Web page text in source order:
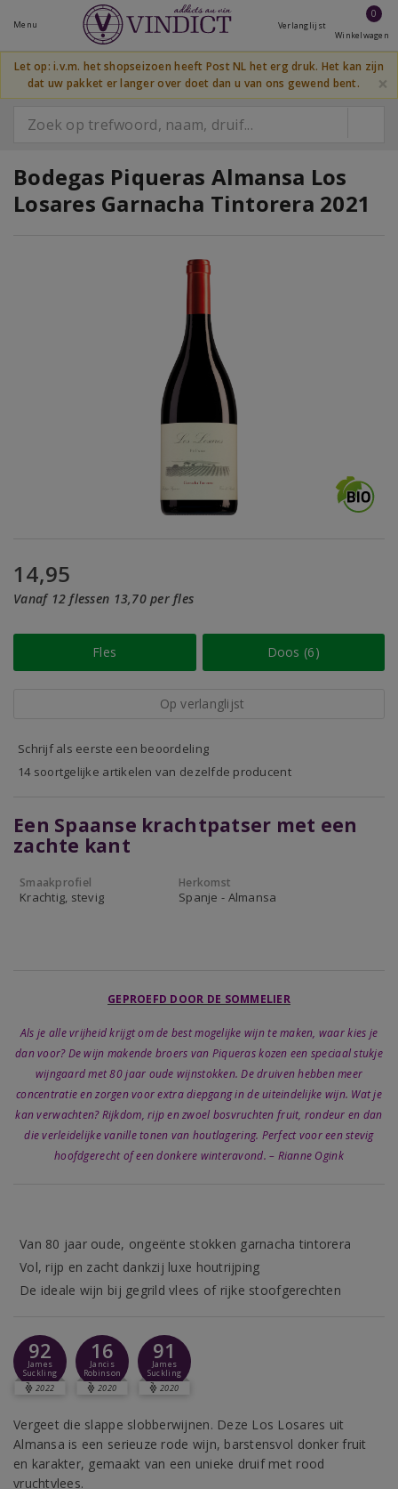
Menu Verlanglijst
0
Winkelwagen
Let op: i.v.m. het shopseizoen heeft Post NL het erg druk. Het kan zijn
dat uw pakket er langer over doet dan u van ons gewend bent.
×
Bodegas Piqueras Almansa Los
Losares Garnacha Tintorera 2021
14,95
Vanaf 12 flessen 13,70 per fles
Fles Doos (6)
Op verlanglijst
Schrijf als eerste een beoordeling
14 soortgelijke artikelen van dezelfde producent
Een Spaanse krachtpatser met een
zachte kant
Smaakprofiel
Krachtig, stevig
Herkomst
Spanje - Almansa
GEPROEFD DOOR DE SOMMELIER
Als je alle vrijheid krijgt om de best mogelijke wijn te maken, waar kies je
dan voor? De wijn makende broers van Piqueras kozen een speciaal stukje
wijngaard met 80 jaar oude wijnstokken. De druiven hebben meer
concentratie en zorgen voor extra diepgang in de uiteindelijke wijn. Wat je
kan verwachten? Rijkdom, rijp en zwoel bosvruchten fruit, rondeur en dan
die verleidelijke vanille tonen van houtlagering. Perfect voor een stevig
hoofdgerecht of een donkere winteravond. – Rianne Ogink
Van 80 jaar oude, ongeënte stokken garnacha tintorera
Vol, rijp en zacht dankzij luxe houtrijping
De ideale wijn bij gegrild vlees of rijke stoofgerechten
92
James
Suckling
2022
16
Jancis
Robinson
2020
91
James
Suckling
2020
Vergeet die slappe slobberwijnen. Deze Los Losares uit
Almansa is een serieuze rode wijn, barstensvol donker fruit
en karakter, gemaakt van een unieke druif met rood
vruchtvlees.